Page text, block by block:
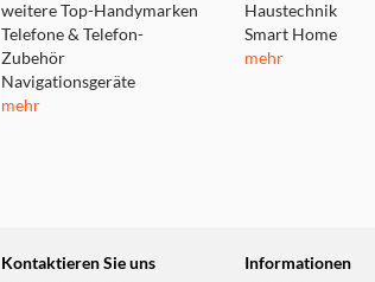
weitere Top-Handymarken
Telefone & Telefon-
Zubehör
Navigationsgeräte
mehr
Haustechnik
Smart Home
mehr
Kontaktieren Sie uns
Informationen